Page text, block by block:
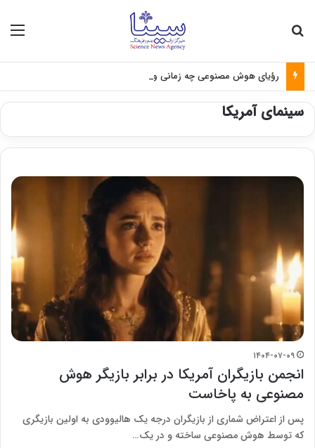
رؤیای هوش مصنوعی چه زمانی واقعی می‌شود؟
سینمای آمریکا
۱۴۰۴-۰۷-۰۹
انجمن بازیگران آمریکا در برابر بازیگر هوش
مصنوعی به پاخاست
پس از اعتراض شماری از بازیگران درجه یک هالیوودی به اولین بازیگری
که توسط هوش مصنوعی ساخته و در یک…